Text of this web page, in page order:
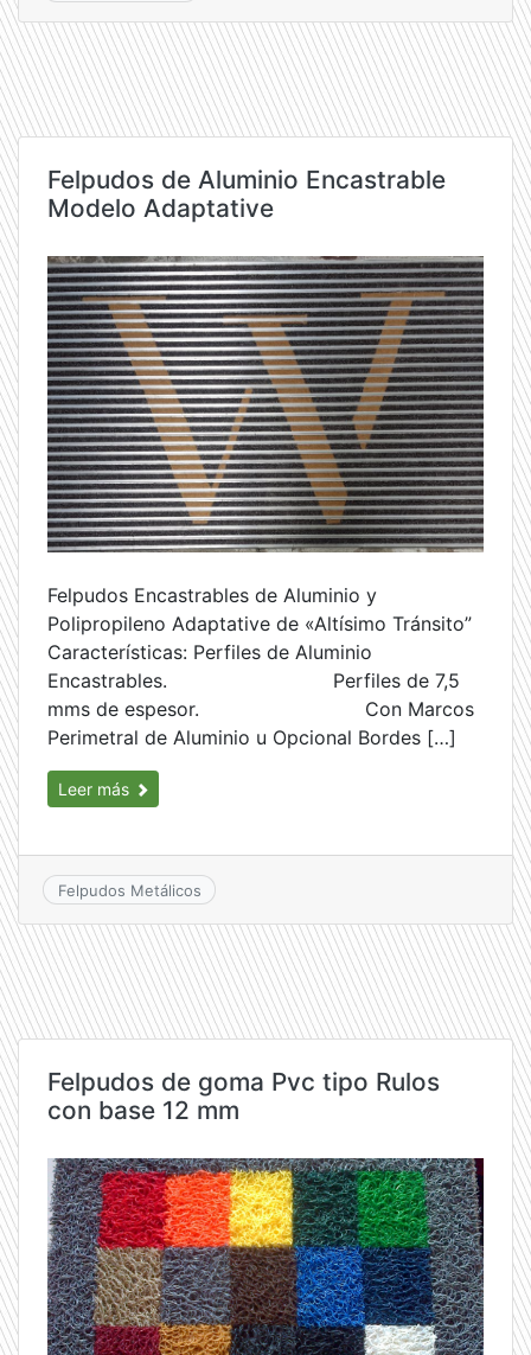
Felpudos de Aluminio Encastrable
Modelo Adaptative
Felpudos Encastrables de Aluminio y
Polipropileno Adaptative de «Altísimo Tránsito”
Características: Perfiles de Aluminio
Encastrables. Perfiles de 7,5
mms de espesor. Con Marcos
Perimetral de Aluminio u Opcional Bordes […]
Leer más
Felpudos Metálicos
Felpudos de goma Pvc tipo Rulos
con base 12 mm